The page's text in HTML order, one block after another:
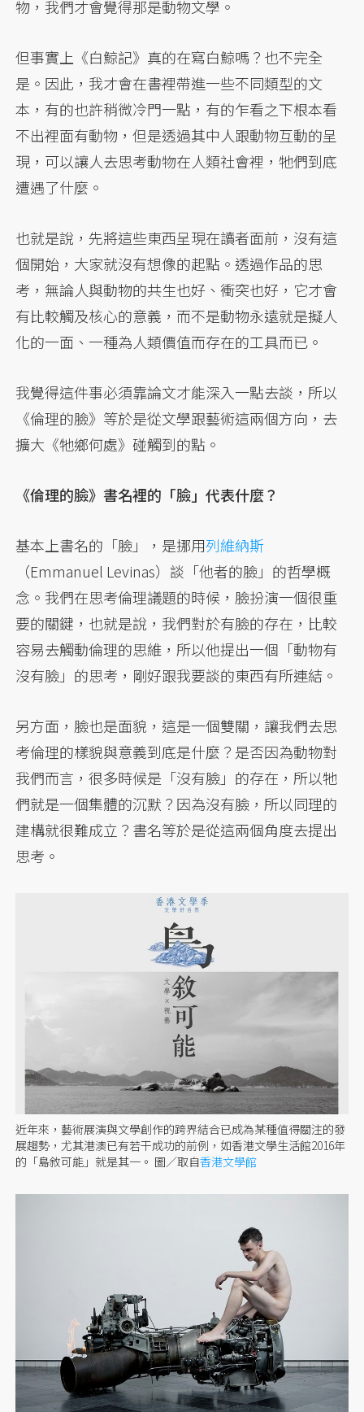
物，我們才會覺得那是動物文學。
但事實上《白鯨記》真的在寫白鯨嗎？也不完全
是。因此，我才會在書裡帶進一些不同類型的文
本，有的也許稍微冷門一點，有的乍看之下根本看
不出裡面有動物，但是透過其中人跟動物互動的呈
現，可以讓人去思考動物在人類社會裡，牠們到底
遭遇了什麼。
也就是說，先將這些東西呈現在讀者面前，沒有這
個開始，大家就沒有想像的起點。透過作品的思
考，無論人與動物的共生也好、衝突也好，它才會
有比較觸及核心的意義，而不是動物永遠就是擬人
化的一面、一種為人類價值而存在的工具而已。
我覺得這件事必須靠論文才能深入一點去談，所以
《倫理的臉》等於是從文學跟藝術這兩個方向，去
擴大《牠鄉何處》碰觸到的點。
《倫理的臉》書名裡的「臉」代表什麼？
基本上書名的「臉」，是挪用列維納斯
（Emmanuel Levinas）談「他者的臉」的哲學概
念。我們在思考倫理議題的時候，臉扮演一個很重
要的關鍵，也就是說，我們對於有臉的存在，比較
容易去觸動倫理的思維，所以他提出一個「動物有
沒有臉」的思考，剛好跟我要談的東西有所連結。
另方面，臉也是面貌，這是一個雙關，讓我們去思
考倫理的樣貌與意義到底是什麼？是否因為動物對
我們而言，很多時候是「沒有臉」的存在，所以牠
們就是一個集體的沉默？因為沒有臉，所以同理的
建構就很難成立？書名等於是從這兩個角度去提出
思考。
近年來，藝術展演與文學創作的跨界結合已成為某種值得關注的發
展趨勢，尤其港澳已有若干成功的前例，如香港文學生活館2016年
的「島敘可能」就是其一。 圖／取自香港文學館